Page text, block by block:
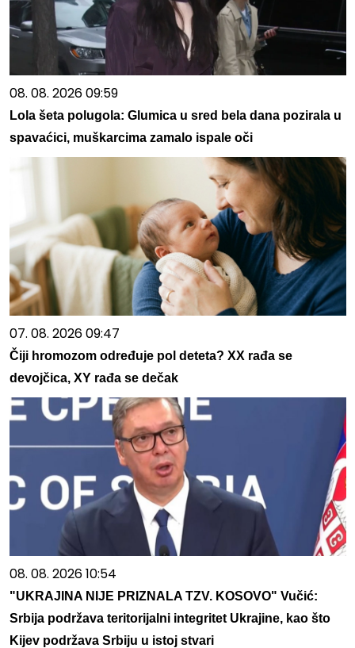
08. 08. 2026 09:59
Lola šeta polugola: Glumica u sred bela dana pozirala u
spavaćici, muškarcima zamalo ispale oči
07. 08. 2026 09:47
Čiji hromozom određuje pol deteta? XX rađa se
devojčica, XY rađa se dečak
08. 08. 2026 10:54
"UKRAJINA NIJE PRIZNALA TZV. KOSOVO" Vučić:
Srbija podržava teritorijalni integritet Ukrajine, kao što
Kijev podržava Srbiju u istoj stvari